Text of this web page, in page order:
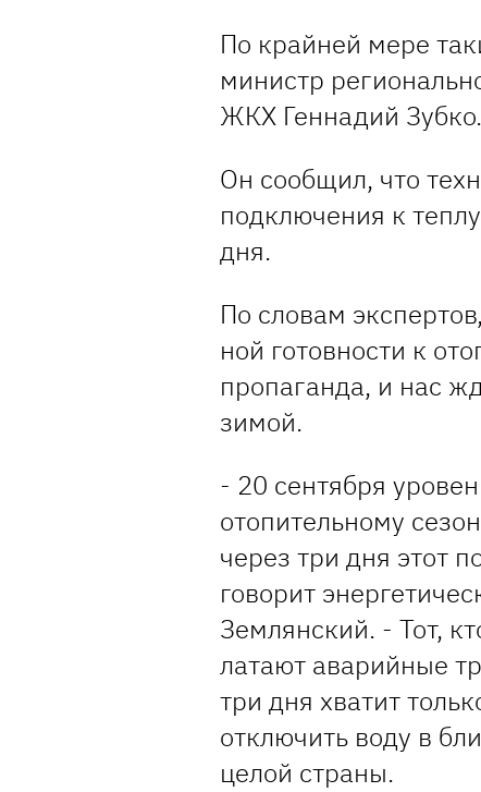
По крайней мере
министр
ЖКХ Геннадий Зубко.
Он сообщил, что
подключения к
дня.
По словам
ной готовности к
пропаганда, и нас
зимой.
- 20 сентября
отопительному
через три дня этот
говорит
Землянский. - Тот,
латают аварийные
три дня хватит
отключить воду в
целой страны.